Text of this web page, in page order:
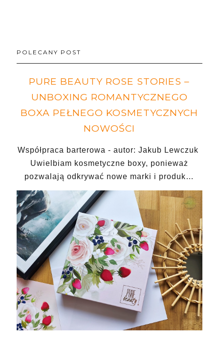
POLECANY POST
PURE BEAUTY ROSE STORIES –
UNBOXING ROMANTYCZNEGO
BOXA PEŁNEGO KOSMETYCZNYCH
NOWOŚCI
Współpraca barterowa - autor: Jakub Lewczuk
Uwielbiam kosmetyczne boxy, ponieważ
pozwalają odkrywać nowe marki i produk…